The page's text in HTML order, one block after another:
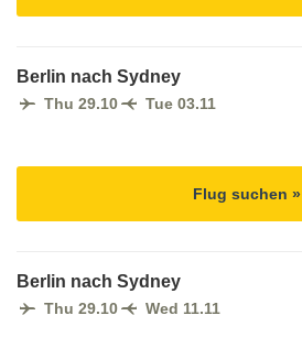
Berlin nach Sydney
Thu 29.10 Tue 03.11
Flug suchen »
Berlin nach Sydney
Thu 29.10 Wed 11.11